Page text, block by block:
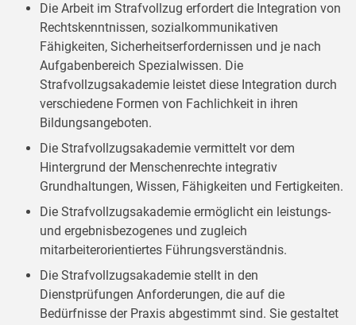
Die Arbeit im Strafvollzug erfordert die Integration von
Rechtskenntnissen, sozialkommunikativen
Fähigkeiten, Sicherheitserfordernissen und je nach
Aufgabenbereich Spezialwissen. Die
Strafvollzugsakademie leistet diese Integration durch
verschiedene Formen von Fachlichkeit in ihren
Bildungsangeboten.
Die Strafvollzugsakademie vermittelt vor dem
Hintergrund der Menschenrechte integrativ
Grundhaltungen, Wissen, Fähigkeiten und Fertigkeiten.
Die Strafvollzugsakademie ermöglicht ein leistungs-
und ergebnisbezogenes und zugleich
mitarbeiterorientiertes Führungsverständnis.
Die Strafvollzugsakademie stellt in den
Dienstprüfungen Anforderungen, die auf die
Bedürfnisse der Praxis abgestimmt sind. Sie gestaltet